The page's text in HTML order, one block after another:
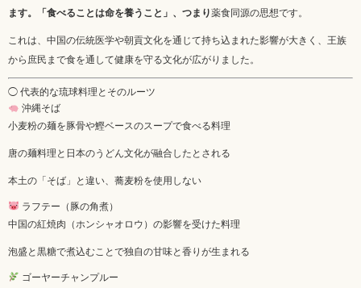
ます。「食べることは命を養うこと」、つまり薬食同源の思想です。
これは、中国の伝統医学や朝貢文化を通じて持ち込まれた影響が大きく、王族
から庶民まで食を通して健康を守る文化が広がりました。
◯ 代表的な琉球料理とそのルーツ
沖縄そば
小麦粉の麺を豚骨や鰹ベースのスープで食べる料理
唐の麺料理と日本のうどん文化が融合したとされる
本土の「そば」と違い、蕎麦粉を使用しない
ラフテー（豚の角煮）
中国の紅焼肉（ホンシャオロウ）の影響を受けた料理
泡盛と黒糖で煮込むことで独自の甘味と香りが生まれる
ゴーヤーチャンプルー